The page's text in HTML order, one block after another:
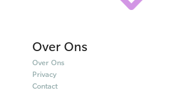
Over Ons
Over Ons
Privacy
Contact